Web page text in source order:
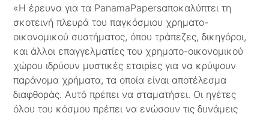
«Η έρευνα για τα PanamaPapersαποκαλύπτει τη
σκοτεινή πλευρά του παγκόσμιου χρηματο-
οικονομικού συστήματος, όπου τράπεζες, δικηγόροι,
και άλλοι επαγγελματίες τoυ χρηματο-οικονομικού
χώρου ιδρύουν μυστικές εταιρίες για να κρύψουν
παράνομα χρήματα, τα οποία είναι αποτέλεσμα
διαφθοράς. Αυτό πρέπει να σταματήσει. Οι ηγέτες
όλου του κόσμου πρέπει να ενώσουν τις δυνάμεις